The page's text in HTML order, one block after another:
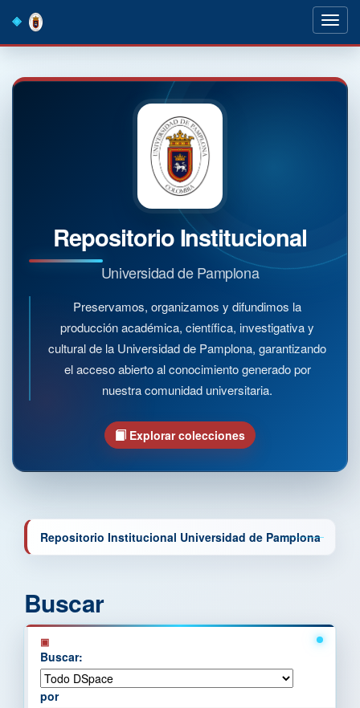
navigation
Repositorio Institucional
Universidad de Pamplona
Preservamos, organizamos y difundimos la
producción académica, científica, investigativa y
cultural de la Universidad de Pamplona, garantizando
el acceso abierto al conocimiento generado por
nuestra comunidad universitaria.
Explorar colecciones
Repositorio Institucional Universidad de Pamplona
Buscar
Buscar:
por